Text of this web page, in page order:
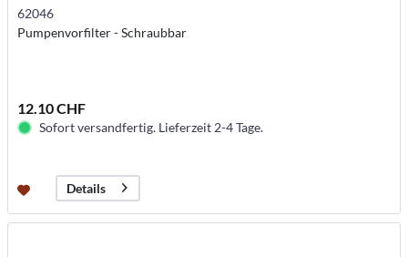
62046
Pumpenvorfilter - Schraubbar
12.10 CHF
Sofort versandfertig. Lieferzeit 2-4 Tage.
Details